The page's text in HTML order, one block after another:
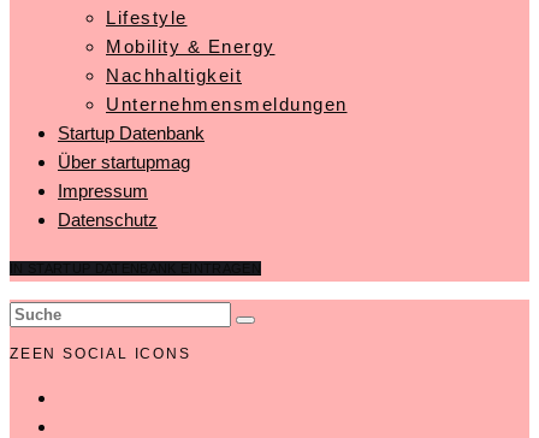
Lifestyle
Mobility & Energy
Nachhaltigkeit
Unternehmensmeldungen
Startup Datenbank
Über startupmag
Impressum
Datenschutz
ZEEN SOCIAL ICONS